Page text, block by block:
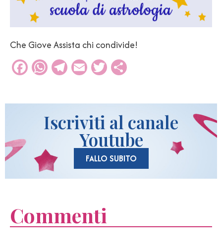
Che Giove Assista chi condivide!
Facebook
WhatsApp
Telegram
EmailTwitter
Iscriviti al canale
Youtube
FALLO SUBITO
Commenti